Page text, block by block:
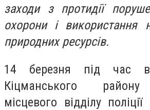
заходи з протидії
охорони і використання
природних ресурсів.
14 березня під час
Кіцманського району
місцевого відділу